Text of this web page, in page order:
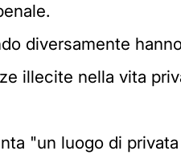
diversamente
illecite nella vita
"un luogo di